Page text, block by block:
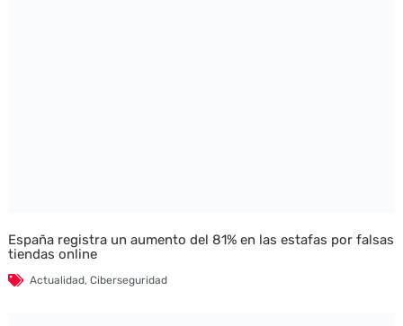
España registra un aumento del 81% en las estafas por falsas
tiendas online
Actualidad, Ciberseguridad